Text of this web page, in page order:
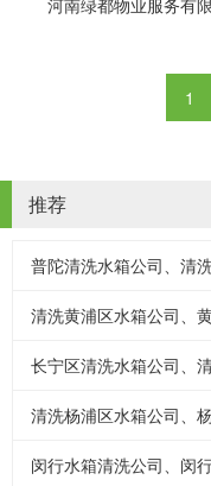
1
推荐
普陀清洗水箱公司、清
清洗黄浦区水箱公司、
长宁区清洗水箱公司、
清洗杨浦区水箱公司、
闵行水箱清洗公司、闵